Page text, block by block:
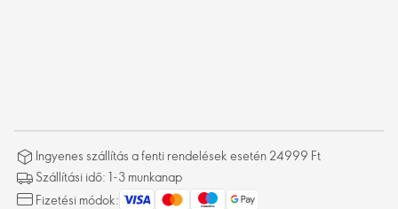
Ingyenes szállítás a fenti rendelések esetén 24999 Ft
Szállítási idő: 1-3 munkanap
Fizetési módok: